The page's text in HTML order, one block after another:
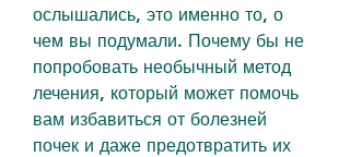
ослышались, это именно то, о
чем вы подумали. Почему бы не
попробовать необычный метод
лечения, который может помочь
вам избавиться от болезней
почек и даже предотвратить их